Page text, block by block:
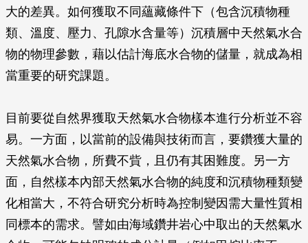
大的差異。如何獲取不同蘊藏條件下（包含沉積物種
類、溫度、壓力、孔隙水含量等）沉積層中天然氣水合
物的物理參數，藉以估計海底水合物的儲量，就成為相
當重要的研究課題。
目前要從自然界獲取天然氣水合物樣本進行分析並不容
易。一方面，以當前的設備與技術而言，要鑽獲大量的
天然氣水合物，所費不貲，且仍有其困難度。另一方
面，自然樣本內部天然氣水合物的純度和沉積物種類變
化相當大，不符合研究分析時為控制變因需大量性質相
同標本的需求。譬如由海域鑽井岩心中取出的天然氣水